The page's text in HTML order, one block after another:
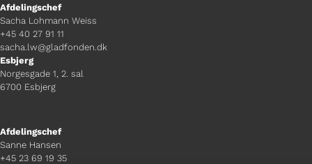
Afdelingschef
Sacha Lohmann Weiss
+45 40 27 91 11
sacha.lw@gladfonden.dk
Esbjerg
Norgesgade 1, 2. sal
6700 Esbjerg
Afdelingschef
Sanne Hansen
+45 23 69 19 35